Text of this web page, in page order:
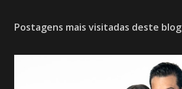
Postagens mais visitadas deste blog